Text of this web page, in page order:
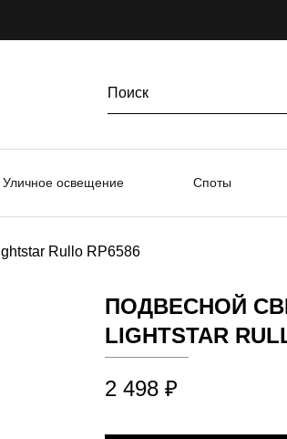
Уличное освещение Споты
Rullo RP6586
ПОДВЕСНОЙ
LIGHTSTAR
2 498 ₽